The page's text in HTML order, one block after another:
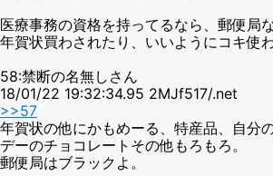
医療事務の資格を持ってるなら、郵便局
年賀状買わされたり、いいようにコキ使
58:禁断の名無しさん
18/01/22 19:32:34.95 2MJf517/.net
>>57
年賀状の他にかもめーる、特産品、自分
デーのチョコレートその他もろもろ。
郵便局はブラックよ。